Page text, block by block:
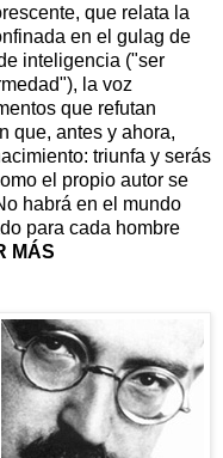
que relata la
en el gulag de
inteligencia ("ser
la voz
que refutan
que, antes y ahora,
triunfa y serás
el propio autor se
habrá en el mundo
para cada hombre
MÁS